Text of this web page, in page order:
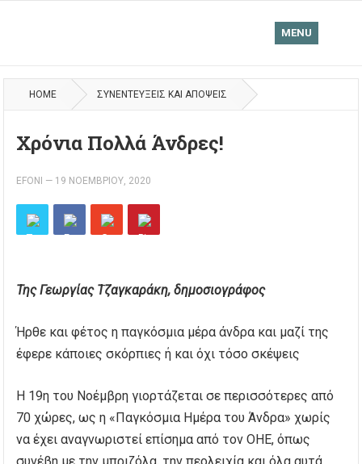
MENU
HOME ΣΥΝΕΝΤΕΎΞΕΙΣ ΚΑΙ ΑΠΌΨΕΙΣ
Χρόνια Πολλά Άνδρες!
EFONI — 19 ΝΟΕΜΒΡΊΟΥ, 2020
Της Γεωργίας Τζαγκαράκη, δημοσιογράφος
Ήρθε και φέτος η παγκόσμια μέρα άνδρα και μαζί της
έφερε κάποιες σκόρπιες ή και όχι τόσο σκέψεις
Η 19η του Νοέμβρη γιορτάζεται σε περισσότερες από
70 χώρες, ως η «Παγκόσμια Ημέρα του Άνδρα» χωρίς
να έχει αναγνωριστεί επίσημα από τον ΟΗΕ, όπως